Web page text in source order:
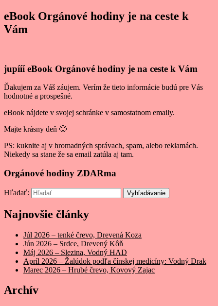
eBook Orgánové hodiny je na ceste k
Vám
jupííí eBook Orgánové hodiny je na ceste k Vám
Ďakujem za Váš záujem. Verím že tieto informácie budú pre Vás
hodnotné a prospešné.
eBook nájdete v svojej schránke v samostatnom emaily.
Majte krásny deň 🙂
PS: kuknite aj v hromadných správach, spam, alebo reklamách.
Niekedy sa stane že sa email zatúla aj tam.
Orgánové hodiny ZDARma
Hľadať: Vyhľadávanie
Najnovšie články
Júl 2026 – tenké črevo, Drevená Koza
Jún 2026 – Srdce, Drevený Kôň
Máj 2026 – Slezina, Vodný HAD
Apríl 2026 – Žalúdok podľa čínskej medicíny: Vodný Drak
Marec 2026 – Hrubé črevo, Kovový Zajac
Archív